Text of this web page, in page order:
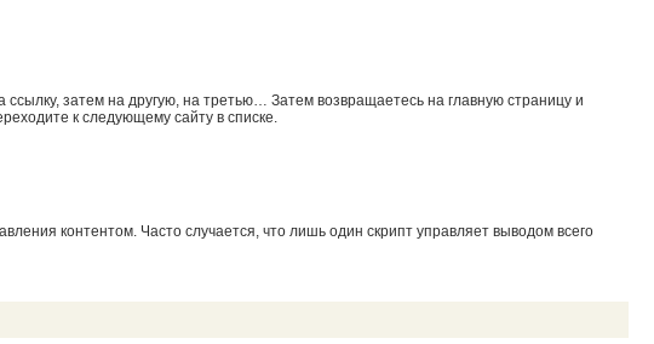
затем на другую, на третью… Затем возвращаетесь на главную страницу и
к следующему сайту в списке.
контентом. Часто случается, что лишь один скрипт управляет выводом всего